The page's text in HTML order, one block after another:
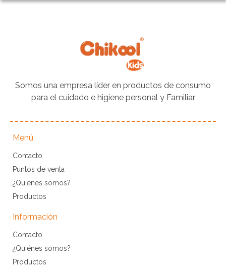
Somos una empresa líder en productos de consumo
para el cuidado e higiene personal y Familiar
Menú
Contacto
Puntos de venta
¿Quiénes somos?
Productos
Información
Contacto
¿Quiénes somos?
Productos